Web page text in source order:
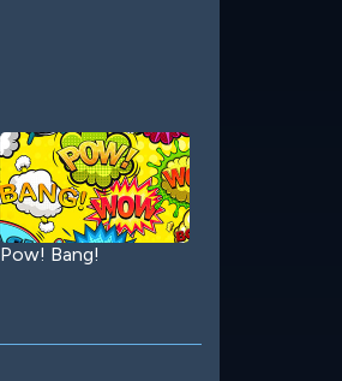
Pow! Bang!